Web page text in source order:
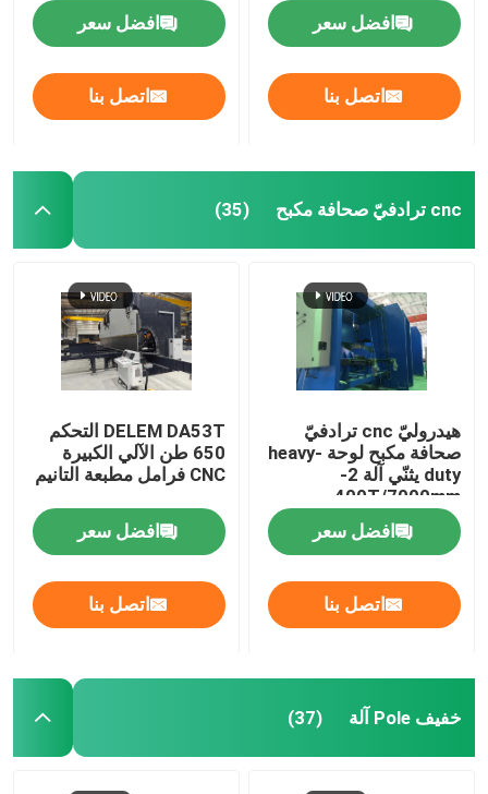
افضل سعر
اتصل بنا
افضل سعر
اتصل بنا
cnc ترادفيّ صحافة مكبح (35)
هيدروليّ cnc ترادفيّ
صحافة مكبح لوحة heavy-
duty يثنّي آلة 2-
400T/7000mm
افضل سعر
اتصل بنا
DELEM DA53T التحكم
650 طن الآلي الكبيرة
CNC فرامل مطبعة التانيم
افضل سعر
اتصل بنا
خفيف Pole آلة (37)